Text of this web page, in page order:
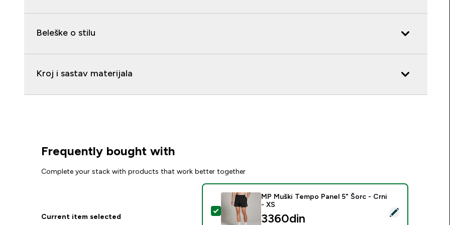
Beleške o stilu
Kroj i sastav materijala
Frequently bought with
Complete your stack with products that work better together
Current item selected
Select this product - MP Muški Tempo Panel 5" Šorc - Crni - XS
MP Muški Tempo Panel 5" Šorc - Crni
- XS
3360din‎